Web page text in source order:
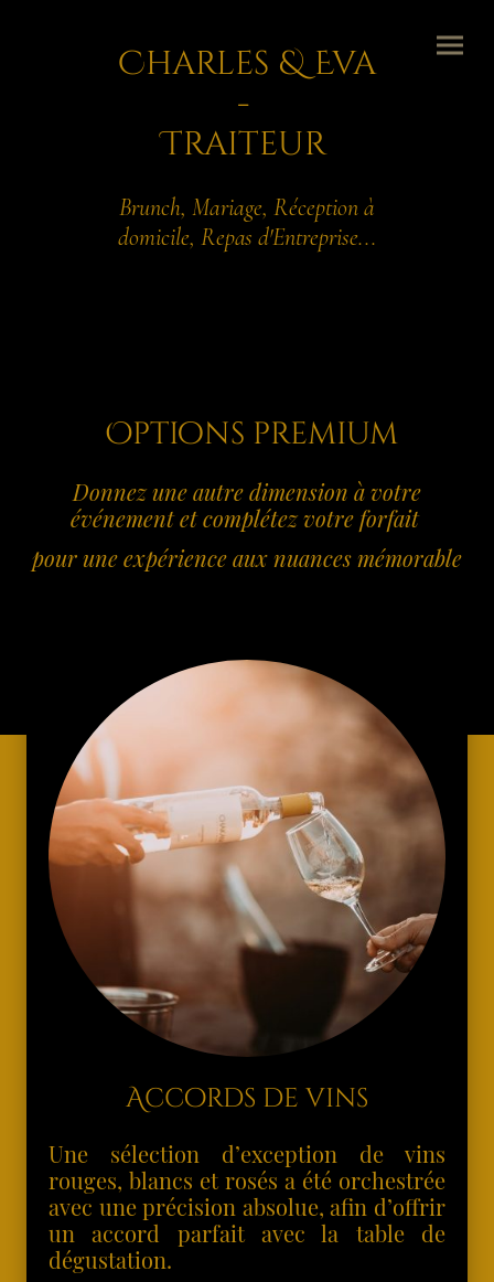
Charles & Eva
-
Traiteur
Brunch, Mariage, Réception à
domicile, Repas d'Entreprise...
Options premium
Donnez une autre dimension à votre
événement et complétez votre forfait
pour une expérience aux nuances mémorable
Accords de vins
Une sélection d’exception de vins
rouges, blancs et rosés a été orchestrée
avec une précision absolue, afin d’offrir
un accord parfait avec la table de
dégustation.